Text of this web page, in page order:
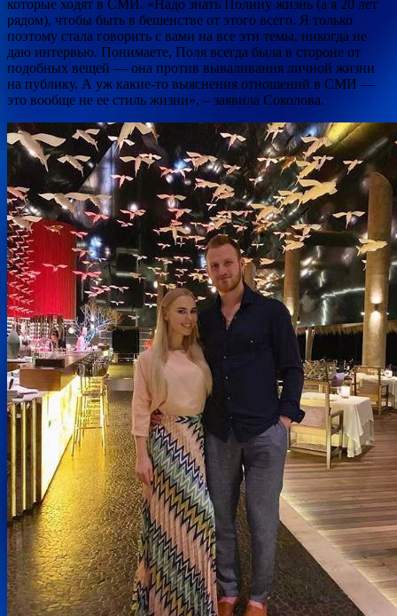
которые ходят в СМИ. «Надо знать Полину жизнь (а я 20 лет
рядом), чтобы быть в бешенстве от этого всего. Я только
поэтому стала говорить с вами на все эти темы, никогда не
даю интервью. Понимаете, Поля всегда была в стороне от
подобных вещей — она против вываливания личной жизни
на публику. А уж какие-то выяснения отношений в СМИ —
это вообще не ее стиль жизни», – заявила Соколова.